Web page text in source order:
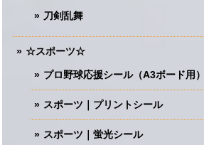
刀剣乱舞
☆スポーツ☆
プロ野球応援シール（A3ボード用）
スポーツ｜プリントシール
スポーツ｜蛍光シール